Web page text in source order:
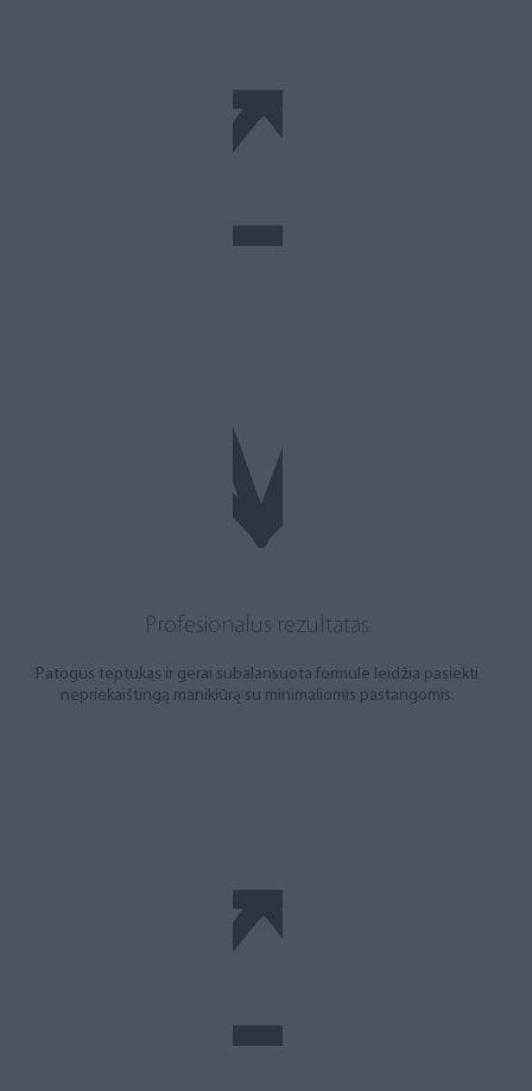
Profesionalus rezultatas
Patogus teptukas ir gerai subalansuota formulė leidžia pasiekti
nepriekaištingą manikiūrą su minimaliomis pastangomis.